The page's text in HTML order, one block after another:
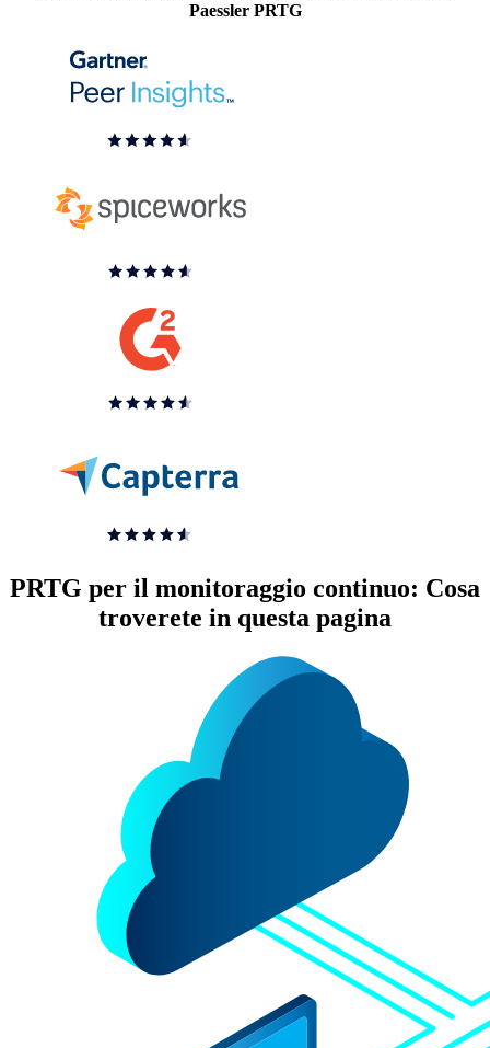
Paessler PRTG
PRTG per il monitoraggio continuo: Cosa
troverete in questa pagina